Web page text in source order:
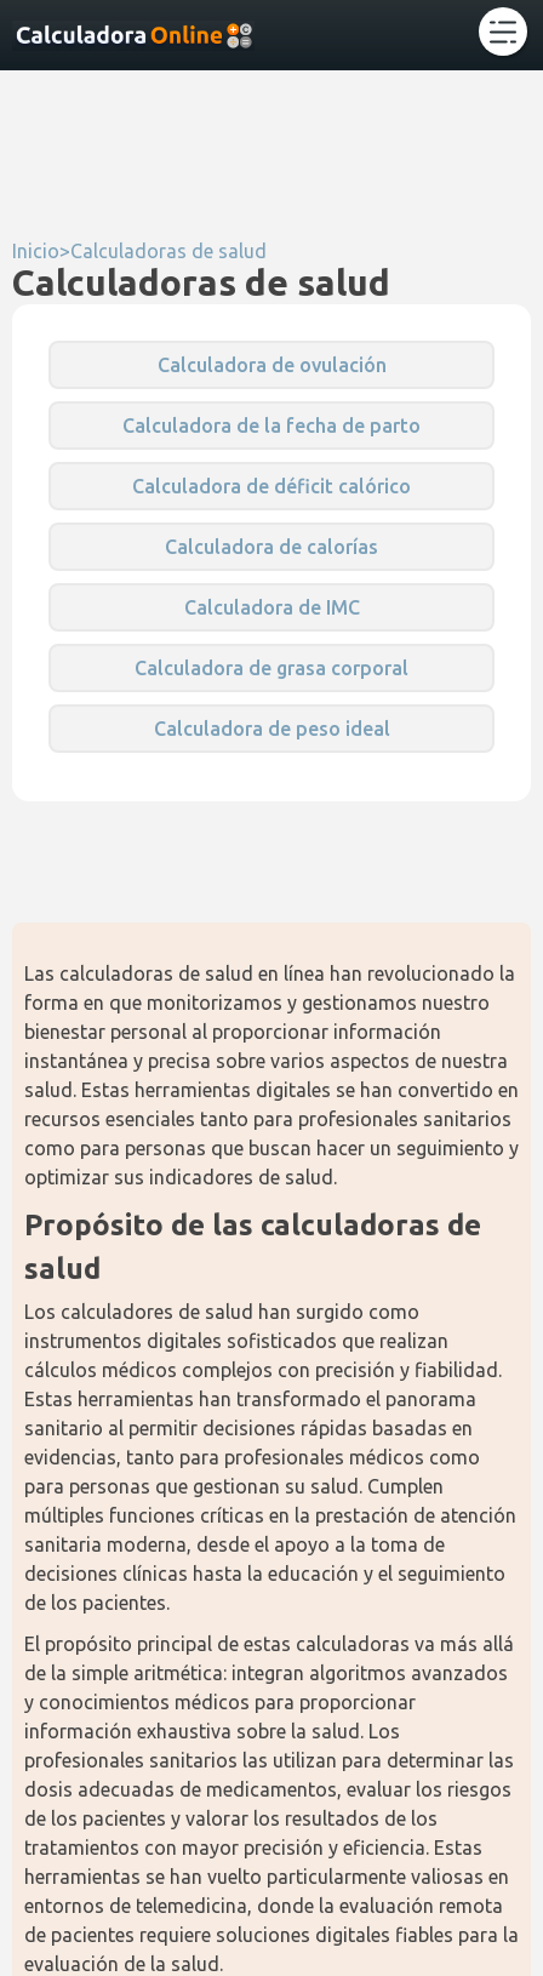
Inicio>Calculadoras de salud
Calculadoras de salud
Calculadora de ovulación
Calculadora de la fecha de parto
Calculadora de déficit calórico
Calculadora de calorías
Calculadora de IMC
Calculadora de grasa corporal
Calculadora de peso ideal
Las calculadoras de salud en línea han revolucionado la
forma en que monitorizamos y gestionamos nuestro
bienestar personal al proporcionar información
instantánea y precisa sobre varios aspectos de nuestra
salud. Estas herramientas digitales se han convertido en
recursos esenciales tanto para profesionales sanitarios
como para personas que buscan hacer un seguimiento y
optimizar sus indicadores de salud.
Propósito de las calculadoras de
salud
Los calculadores de salud han surgido como
instrumentos digitales sofisticados que realizan
cálculos médicos complejos con precisión y fiabilidad.
Estas herramientas han transformado el panorama
sanitario al permitir decisiones rápidas basadas en
evidencias, tanto para profesionales médicos como
para personas que gestionan su salud. Cumplen
múltiples funciones críticas en la prestación de atención
sanitaria moderna, desde el apoyo a la toma de
decisiones clínicas hasta la educación y el seguimiento
de los pacientes.
El propósito principal de estas calculadoras va más allá
de la simple aritmética: integran algoritmos avanzados
y conocimientos médicos para proporcionar
información exhaustiva sobre la salud. Los
profesionales sanitarios las utilizan para determinar las
dosis adecuadas de medicamentos, evaluar los riesgos
de los pacientes y valorar los resultados de los
tratamientos con mayor precisión y eficiencia. Estas
herramientas se han vuelto particularmente valiosas en
entornos de telemedicina, donde la evaluación remota
de pacientes requiere soluciones digitales fiables para la
evaluación de la salud.